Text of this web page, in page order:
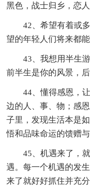
黑色，战士归乡，恋
42、希望有着或多
望的年轻人们将来都
43、我想用半生游
前半生是你的风景，
44、懂得感恩，让
边的人、事、物；感
子里，发现生活本是
悟和品味命运的馈赠与
45、机遇来了，就
遇。每一个机遇的发
来了就好好抓住并充分